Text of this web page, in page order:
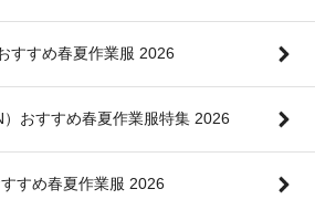
すすめ春夏作業服 2026
）おすすめ春夏作業服特集 2026
すめ春夏作業服 2026